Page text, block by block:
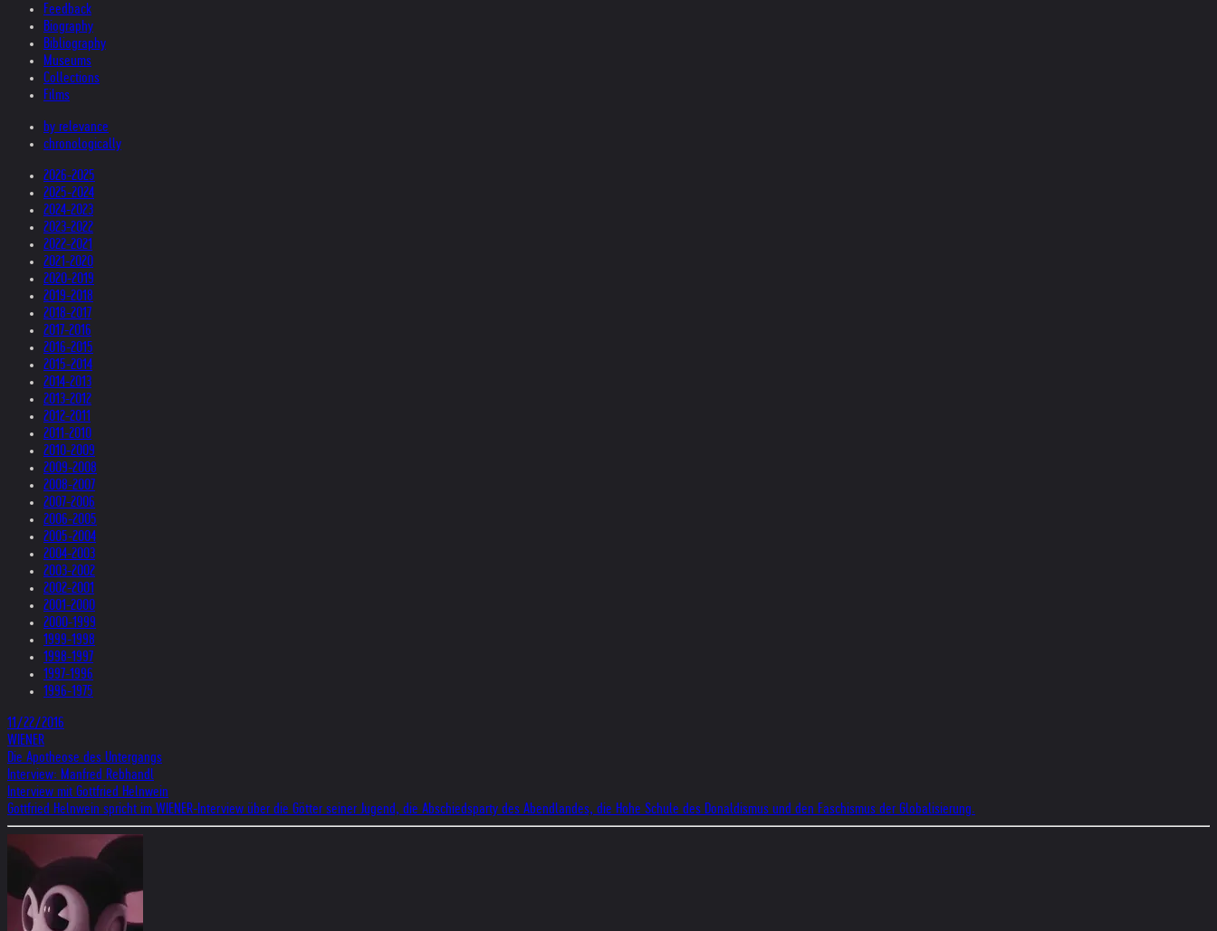
Feedback
Biography
Bibliography
Museums
Collections
Films
by relevance
chronologically
2026-2025
2025-2024
2024-2023
2023-2022
2022-2021
2021-2020
2020-2019
2019-2018
2018-2017
2017-2016
2016-2015
2015-2014
2014-2013
2013-2012
2012-2011
2011-2010
2010-2009
2009-2008
2008-2007
2007-2006
2006-2005
2005-2004
2004-2003
2003-2002
2002-2001
2001-2000
2000-1999
1999-1998
1998-1997
1997-1996
1996-1975
11/22/2016
WIENER
Die Apotheose des Untergangs
Interview: Manfred Rebhandl
Interview mit Gottfried Helnwein
Gottfried Helnwein spricht im WIENER-Interview über die Götter seiner Jugend, die Abschiedsparty des Abendlandes, die Hohe Schule des Donaldismus und den Faschismus der Globalisierung.